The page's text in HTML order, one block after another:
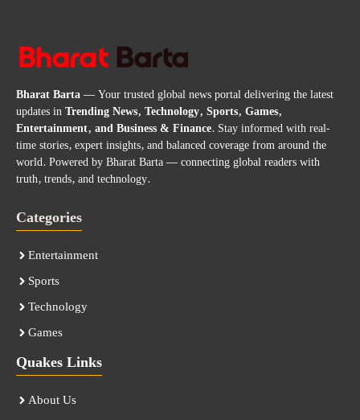
Bharat Barta— Your trusted global news portal delivering the latest
updates inTrending News, Technology, Sports, Games,
Entertainment, and Business & Finance. Stay informed with real-
time stories, expert insights, and balanced coverage from around the
world. Powered by Bharat Barta — connecting global readers with
truth, trends, and technology.
Categories
Entertainment
Sports
Technology
Games
Quakes Links
About Us